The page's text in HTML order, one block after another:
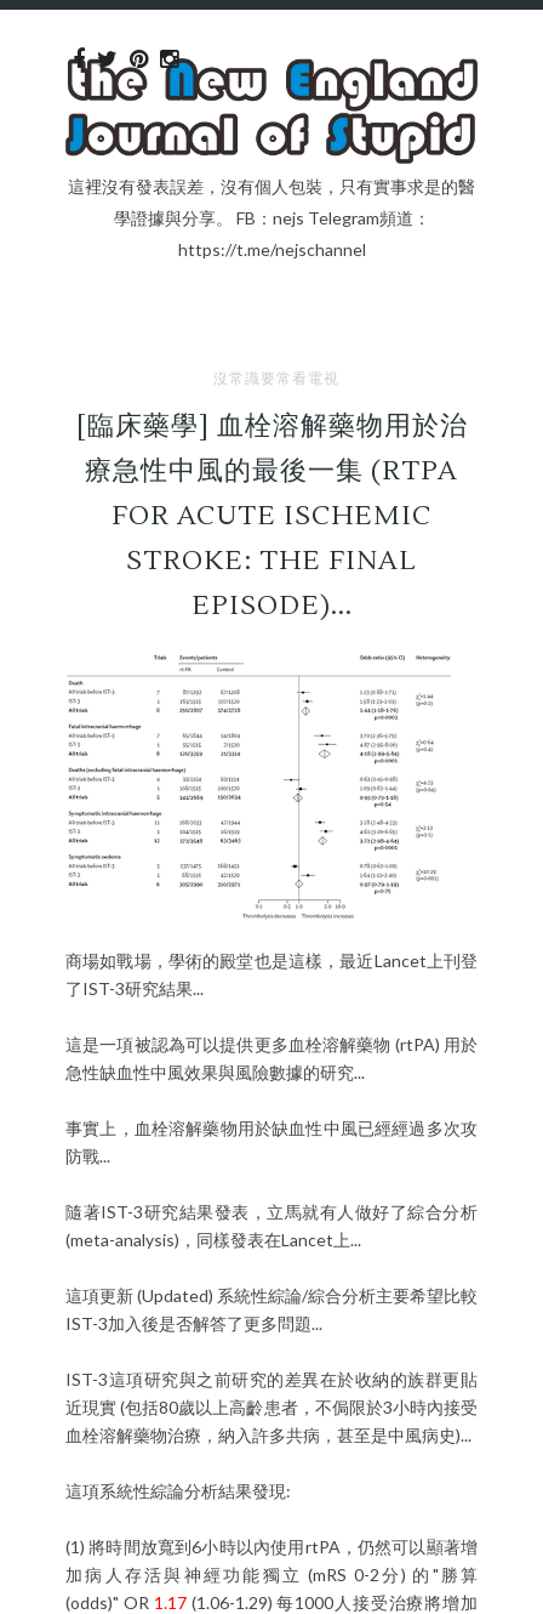
這裡沒有發表誤差，沒有個人包裝，只有實事求是的醫
學證據與分享。 FB：nejs Telegram頻道：
https://t.me/nejschannel
沒常識要常看電視
[臨床藥學] 血栓溶解藥物用於治
療急性中風的最後一集 (RTPA
FOR ACUTE ISCHEMIC
STROKE: THE FINAL
EPISODE)...
商場如戰場，學術的殿堂也是這樣，最近Lancet上刊登
了IST-3研究結果...
這是一項被認為可以提供更多血栓溶解藥物 (rtPA) 用於
急性缺血性中風效果與風險數據的研究...
事實上，血栓溶解藥物用於缺血性中風已經經過多次攻
防戰...
隨著IST-3研究結果發表，立馬就有人做好了綜合分析
(meta-analysis)，同樣發表在Lancet上...
這項更新 (Updated) 系統性綜論/綜合分析主要希望比較
IST-3加入後是否解答了更多問題...
IST-3這項研究與之前研究的差異在於收納的族群更貼
近現實 (包括80歲以上高齡患者，不侷限於3小時內接受
血栓溶解藥物治療，納入許多共病，甚至是中風病史)...
這項系統性綜論分析結果發現:
(1) 將時間放寬到6小時以內使用rtPA，仍然可以顯著增
加病人存活與神經功能獨立 (mRS 0-2分) 的"勝算
(odds)" OR 1.17(1.06-1.29) 每1000人接受治療將增加